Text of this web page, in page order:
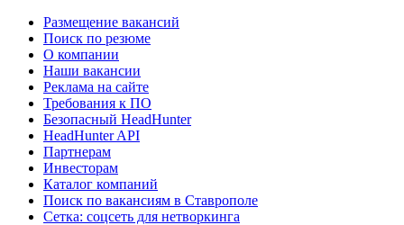
Размещение вакансий
Поиск по резюме
О компании
Наши вакансии
Реклама на сайте
Требования к ПО
Безопасный HeadHunter
HeadHunter API
Партнерам
Инвесторам
Каталог компаний
Поиск по вакансиям в Ставрополе
Сетка: соцсеть для нетворкинга